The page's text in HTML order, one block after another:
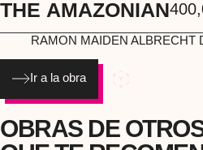
THE AMAZONIAN
RAMON MAIDEN ALBRECHT
Ir a la obra
OBRAS DE